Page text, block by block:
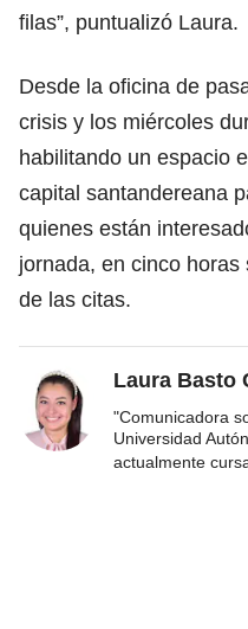
filas”, puntualizó Laura.
Desde la oficina de
crisis y los miércoles
habilitando un espacio
capital santandereana
quienes están
jornada, en cinco
de las citas.
Laura Basto
"Comunicadora
Universidad
actualmente